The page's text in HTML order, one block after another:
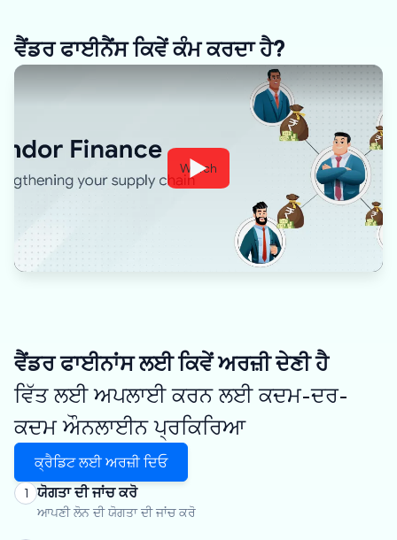
ਵੈਂਡਰ ਫਾਈਨੈਂਸ ਕਿਵੇਂ ਕੰਮ ਕਰਦਾ ਹੈ?
Watch
ਵੈਂਡਰ ਫਾਈਨਾਂਸ ਲਈ ਕਿਵੇਂ ਅਰਜ਼ੀ ਦੇਣੀ ਹੈ
ਵਿੱਤ ਲਈ ਅਪਲਾਈ ਕਰਨ ਲਈ ਕਦਮ-ਦਰ-
ਕਦਮ ਔਨਲਾਈਨ ਪ੍ਰਕਿਰਿਆ
ਕ੍ਰੈਡਿਟ ਲਈ ਅਰਜ਼ੀ ਦਿਓ
1 ਯੋਗਤਾ ਦੀ ਜਾਂਚ ਕਰੋ
ਆਪਣੀ ਲੋਨ ਦੀ ਯੋਗਤਾ ਦੀ ਜਾਂਚ ਕਰੋ